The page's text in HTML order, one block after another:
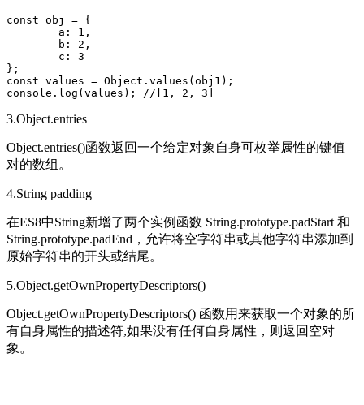
const obj = {
};
const values = Object.values(obj1);
console.log(values); //[1, 2, 3]
3.Object.entries
Object.entries()函数返回一个给定对象自身可枚举属性的键值
对的数组。
4.String padding
在ES8中String新增了两个实例函数 String.prototype.padStart 和
String.prototype.padEnd，允许将空字符串或其他字符串添加到
原始字符串的开头或结尾。
5.Object.getOwnPropertyDescriptors()
Object.getOwnPropertyDescriptors() 函数用来获取一个对象的所
有自身属性的描述符,如果没有任何自身属性，则返回空对
象。